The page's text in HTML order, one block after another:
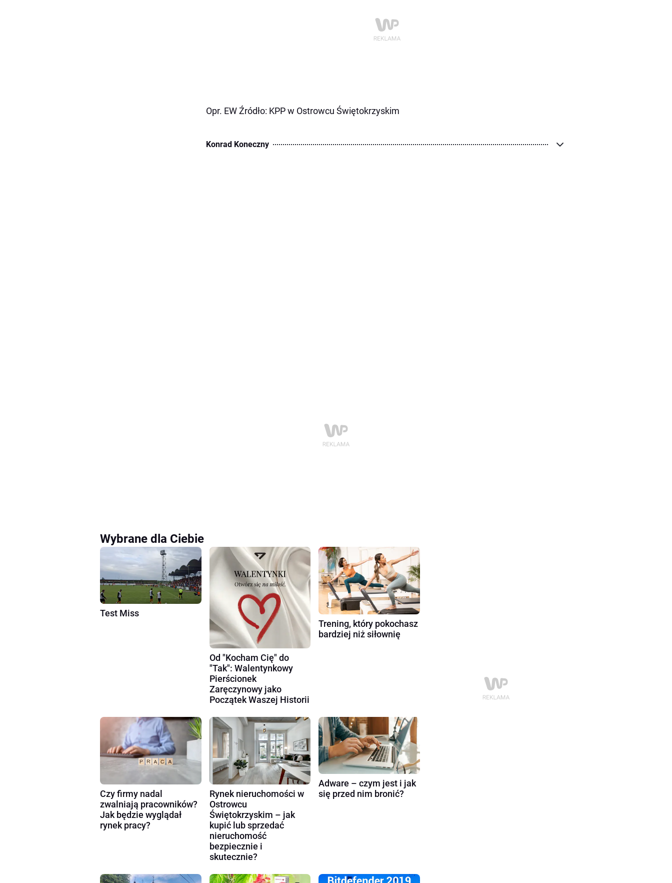
Opr. EW Źródło: KPP w Ostrowcu Świętokrzyskim
Konrad Koneczny
Wybrane dla Ciebie
Test Miss
Od "Kocham Cię" do
"Tak": Walentynkowy
Pierścionek
Zaręczynowy jako
Początek Waszej Historii
Trening, który pokochasz
bardziej niż siłownię
Czy firmy nadal
zwalniają pracowników?
Jak będzie wyglądał
rynek pracy?
Rynek nieruchomości w
Ostrowcu
Świętokrzyskim – jak
kupić lub sprzedać
nieruchomość
bezpiecznie i
skutecznie?
Adware – czym jest i jak
się przed nim bronić?